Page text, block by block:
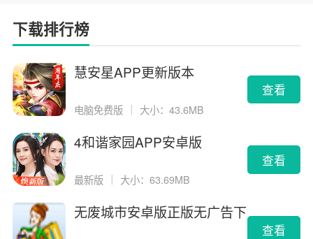
下载排行榜
慧安星APP更新版本
电脑免费版 ｜ 大小：43.6MB
查看
4和谐家园APP安卓版
最新版 大小：63.69MB
查看
无废城市安卓版正版无广告下
查看